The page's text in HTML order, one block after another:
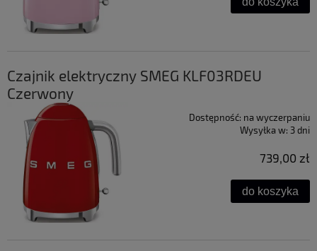
Czajnik elektryczny SMEG KLF03RDEU
Czerwony
Dostępność: na wyczerpaniu
Wysyłka w: 3 dni
739,00 zł
do koszyka